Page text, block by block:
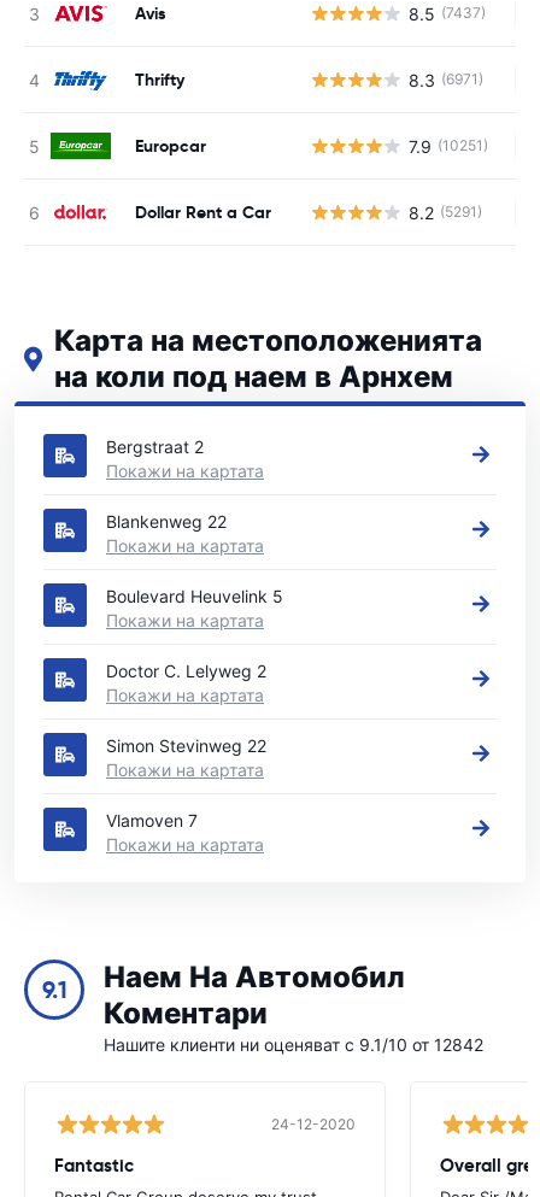
Avis 8.5 (7437)
Thrifty 8.3 (6971)
Europcar 7.9 (10251)
Dollar Rent a Car 8.2 (5291)
Карта на местоположенията
на коли под наем в Арнхем
Вижте нашите основни места за коли под наем в Арнхем
Bergstraat 2
Покажи на картата
Blankenweg 22
Покажи на картата
Boulevard Heuvelink 5
Покажи на картата
Doctor C. Lelyweg 2
Покажи на картата
Simon Stevinweg 22
Покажи на картата
Vlamoven 7
Покажи на картата
9.1
Наем На Автомобил
Коментари
Нашите клиенти ни оценяват с 9.1/10 от 12842
24-12-2020
Fantastic Overall